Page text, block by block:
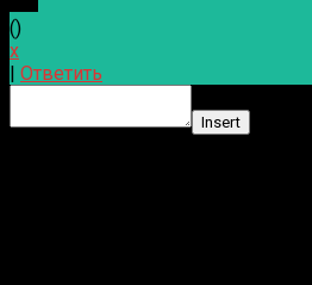
()
x
Ответить
Insert